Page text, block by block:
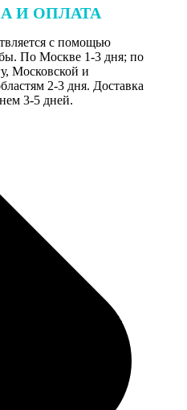
И ОПЛАТА
с помощью
По Москве 1-3 дня; по
Московской и
2-3 дня. Доставка
3-5 дней.
под запястьем,